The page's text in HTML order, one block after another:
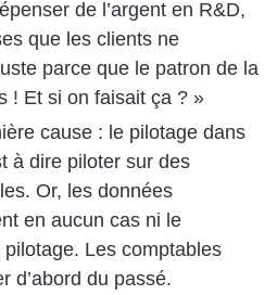
de l’argent en R&D,
que les clients ne
parce que le patron de la
! Et si on faisait ça ? »
cause : le pilotage dans
à dire piloter sur des
Or, les données
en aucun cas ni le
Les comptables
d’abord du passé.